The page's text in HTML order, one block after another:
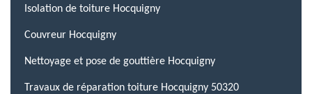
Isolation de toiture Hocquigny
Couvreur Hocquigny
Nettoyage et pose de gouttière Hocquigny
Travaux de réparation toiture Hocquigny 50320